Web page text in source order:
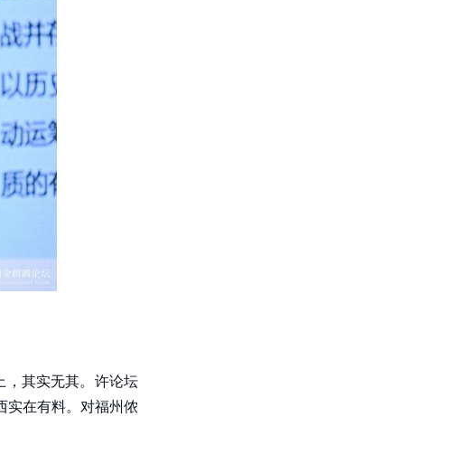
，其实无其。许论坛
实在有料。对福州侬